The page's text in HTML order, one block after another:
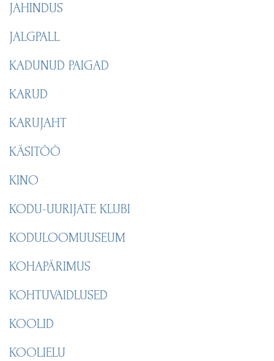
JAHINDUS
JALGPALL
KADUNUD PAIGAD
KARUD
KARUJAHT
KÄSITÖÖ
KINO
KODU-UURIJATE KLUBI
KODULOOMUUSEUM
KOHAPÄRIMUS
KOHTUVAIDLUSED
KOOLID
KOOLIELU